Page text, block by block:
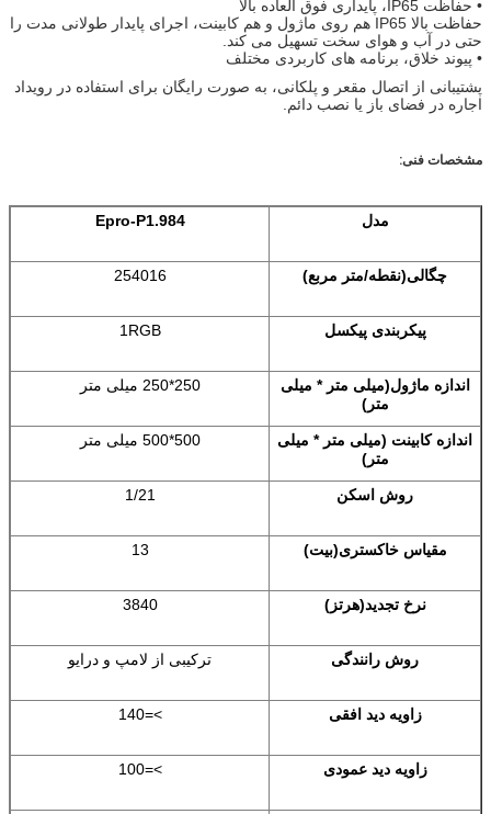
• حفاظت IP65، پایداری فوق العاده بالا
حفاظت بالا IP65 هم روی ماژول و هم کابینت، اجرای پایدار طولانی مدت را
حتی در آب و هوای سخت تسهیل می کند.
• پیوند خلاق، برنامه های کاربردی مختلف
پشتیبانی از اتصال مقعر و پلکانی، به صورت رایگان برای استفاده در رویداد
اجاره در فضای باز یا نصب دائم.
مشخصات فنی:
مدل Epro-P1.984
چگالی(نقطه/متر مربع)
254016
پیکربندی پیکسل 1RGB
اندازه ماژول(میلی متر * میلی
متر)
250*250 میلی متر
اندازه کابینت (میلی متر * میلی
متر)
500*500 میلی متر
روش اسکن 1/21
مقیاس خاکستری(بیت) 13
نرخ تجدید(هرتز)
3840
روش رانندگی ترکیبی از لامپ و درایو
زاویه دید افقی >=140
زاویه دید عمودی >=100